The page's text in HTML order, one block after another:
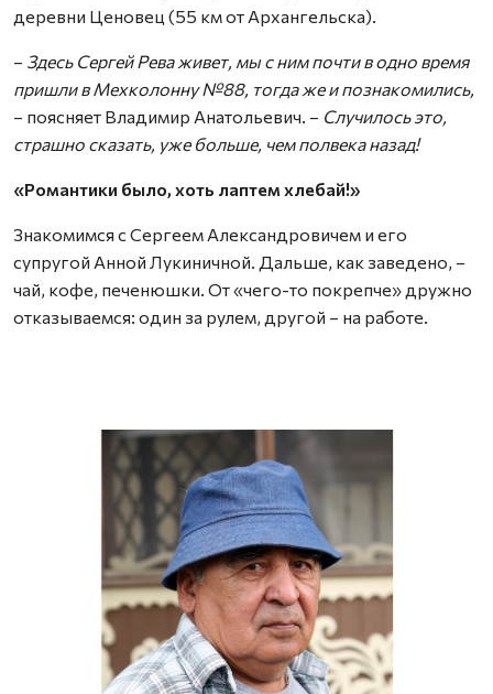
деревни Ценовец (55 км от Архангельска).
– Здесь Сергей Рева живет, мы с ним почти в одно время
пришли в Мехколонну №88, тогда же и познакомились,
– поясняет Владимир Анатольевич. – Случилось это,
страшно сказать, уже больше, чем полвека назад!
«Романтики было, хоть лаптем хлебай!»
Знакомимся с Сергеем Александровичем и его
супругой Анной Лукиничной. Дальше, как заведено, –
чай, кофе, печенюшки. От «чего-то покрепче» дружно
отказываемся: один за рулем, другой – на работе.